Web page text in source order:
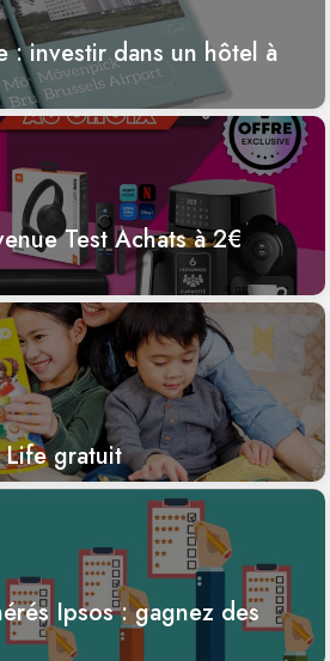
: investir dans un hôtel à
Test Achats à 2€
Life gratuit
Ipsos : gagnez des